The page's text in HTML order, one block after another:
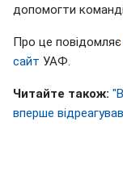
допомогти
Про це повідомляє
сайт УАФ.
Читайте також:
вперше